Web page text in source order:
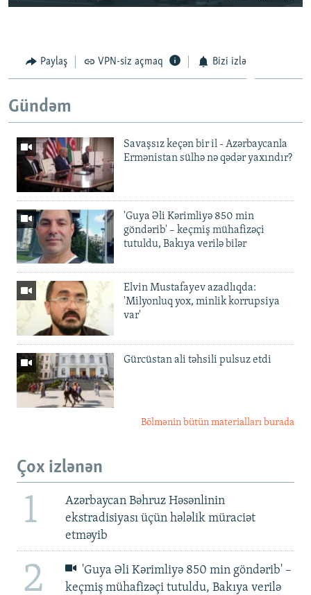
Paylaş VPN-siz açmaq Bizi izlə
Gündəm
Savaşsız keçən bir il - Azərbaycanla
Ermənistan sülhə nə qədər yaxındır?
'Guya Əli Kərimliyə 850 min
göndərib' – keçmiş mühafizəçi
tutuldu, Bakıya verilə bilər
Elvin Mustafayev azadlıqda:
'Milyonluq yox, minlik korrupsiya
var'
Gürcüstan ali təhsili pulsuz etdi
Bölmənin bütün materialları burada
Çox izlənən
1
Azərbaycan Bəhruz Həsənlinin
ekstradisiyası üçün hələlik müraciət
etməyib
2
'Guya Əli Kərimliyə 850 min göndərib' –
keçmiş mühafizəçi tutuldu, Bakıya verilə